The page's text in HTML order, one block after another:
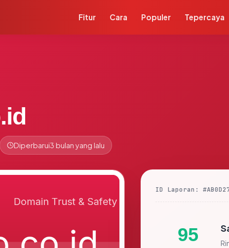
Fitur Cara Populer Tepercaya
Diperbarui3 bulan yang lalu
ID Laporan:
95